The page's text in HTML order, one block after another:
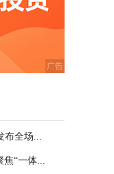
布全场...
焦“一体...